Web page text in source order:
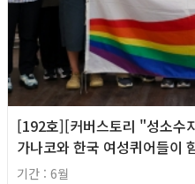
[192호][커버스토리 "성소수
가나코와 한국 여성퀴어들이
기간 : 6월